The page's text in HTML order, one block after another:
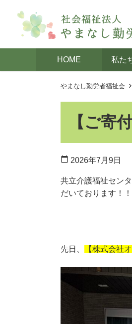
HOME 私た
やまなし勤労者福祉会
【ご寄
calendar_today 2026年7月9日
共立介護福祉セン
だいております！！
先日、 【株式会社